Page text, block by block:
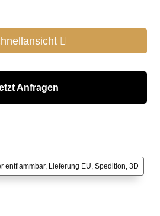
Anfragen
entflammbar, Lieferung EU, Spedition, 3D